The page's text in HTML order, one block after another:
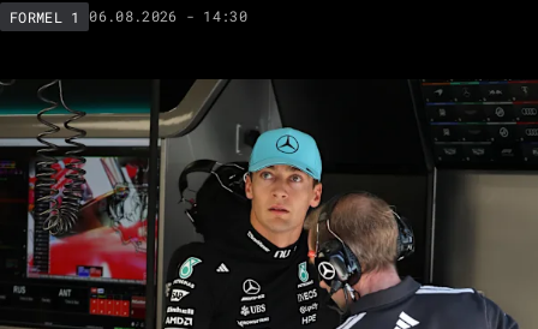
FORMEL 1 06.08.2026 - 14:30